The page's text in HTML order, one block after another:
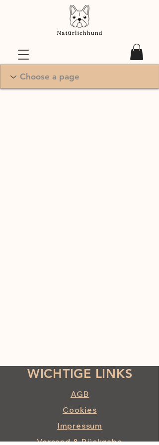
WICHTIGE LINKS
AGB
Cookies
Impressum
Versand & Rückgabe